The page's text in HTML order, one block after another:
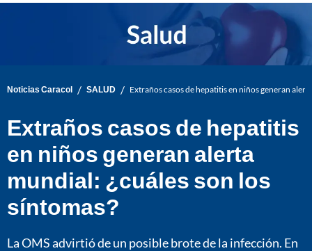
Noticias Caracol / SALUD / Extraños casos de hepatitis en niños generan
Extraños casos de hepatitis
en niños generan alerta
mundial: ¿cuáles son los
síntomas?
La OMS advirtió de un posible brote de la infección. En